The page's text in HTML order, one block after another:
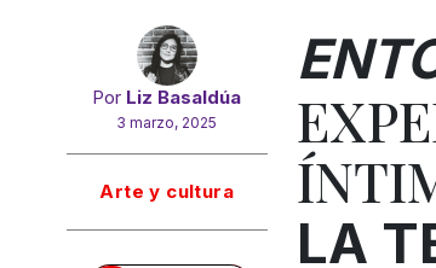
Por Liz Basaldúa
3 marzo, 2025
Arte y cultura
LA